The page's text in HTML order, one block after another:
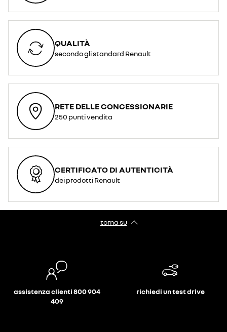
QUALITÀ
secondo gli standard Renault
RETE DELLE CONCESSIONARIE
250 punti vendita
CERTIFICATO DI AUTENTICITÀ
dei prodotti Renault
torna su
assistenza clienti 800 904
409
richiedi un test drive